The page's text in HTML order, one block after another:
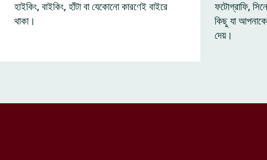
হাইকিং, বাইকিং, হাঁটা বা যেকোনো কারণেই বাইরে
থাকা।
ফটোগ্রাফি,
কিছু যা
দেয়।